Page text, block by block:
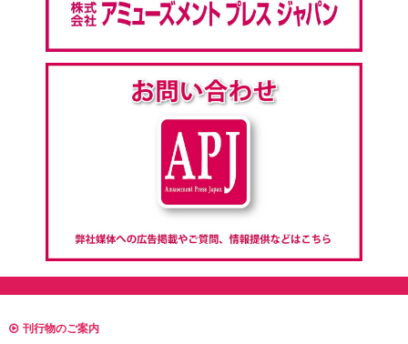
刊行物のご案内